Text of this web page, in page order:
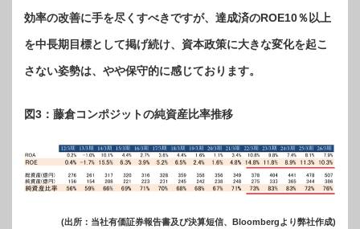
効率の改善に手を尽くすべきですが、達成済のROE10％以上
を中長期目標として掲げ続け、資本政策に大きな変化を起こ
さない姿勢は、やや保守的に感じております。
図3：藤倉コンポジットの純資産比率推移
(出所：当社有価証券報告書及び決算短信、Bloombergより弊社作成)